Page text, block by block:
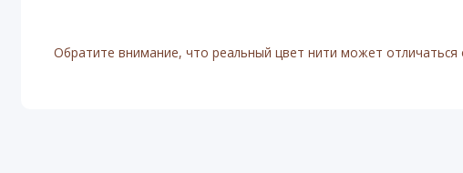
Обратите внимание, что реальный цвет нити может